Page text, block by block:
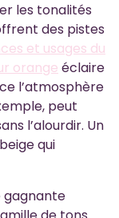
les tonalités
des pistes
et usages du
orange éclaire
l’atmosphère
peut
l’alourdir. Un
qui
gagnante